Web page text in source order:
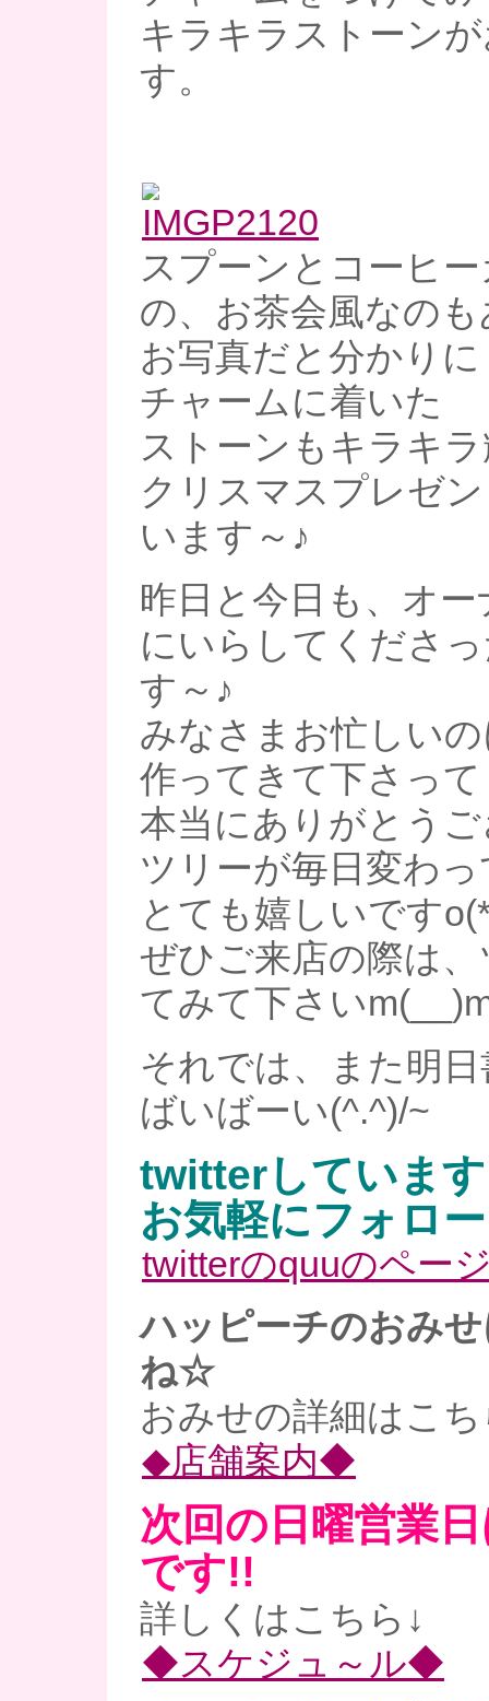
キラキラストーン
す。
スプーンとコーヒ
の、お茶会風なの
お写真だと分かり
チャームに着いた
ストーンもキラキ
クリスマスプレゼ
います～♪
昨日と今日も、オ
にいらしてくださ
す～♪
みなさまお忙しい
作ってきて下さって
本当にありがとう
ツリーが毎日変わ
とても嬉しいです
ぜひご来店の際は
てみて下さい
それでは、また明
ばいばーい(^.^)/~
twitterしていま
お気軽にフォロ
twitterのquuのペー
ハッピーチのおみ
ね☆
おみせの詳細はこち
◆店舗案内◆
次回の日曜営業
です!!
詳しくはこちら↓
◆スケジュ～ル◆